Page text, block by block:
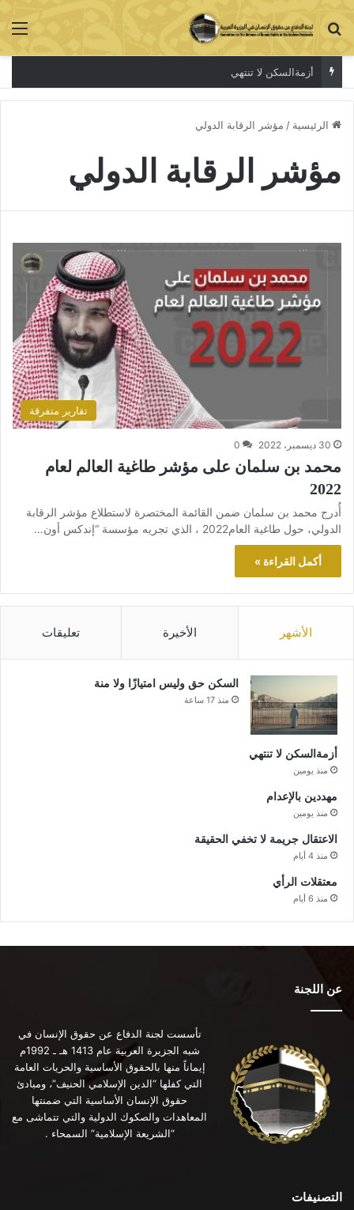
بحث عن
أزمةالسكن لا تنتهي
الرئيسية / مؤشر الرقابة الدولي
مؤشر الرقابة الدولي
تقارير متفرقة
30 ديسمبر، 2022 0
محمد بن سلمان على مؤشر طاغية العالم لعام
202‪2
أُدرج محمد بن سلمان ضمن القائمة المختصرة لاستطلاع مؤشر الرقابة
الدولي، حول طاغية العام2022 ، الذي تجريه مؤسسة “إندكس أون…
أكمل القراءة »
الأشهر الأخيرة تعليقات
السكن حق وليس امتيازًا ولا منة
منذ 17 ساعة
أزمةالسكن لا تنتهي
منذ يومين
مهددين بالإعدام
منذ يومين
الاعتقال جريمة لا تخفي الحقيقة
منذ 4 أيام
معتقلات الرأي
منذ 6 أيام
عن اللجنة
تأسست لجنة الدفاع عن حقوق الإنسان في
شبه الجزيرة العربية عام 1413 هـ ـ 1992م
إيماناً منها بالحقوق الأساسية والحريات العامة
التي كفلها “الدين الإسلامي الحنيف”، ومبادئ
حقوق الإنسان الأساسية التي ضمنتها
المعاهدات والصكوك الدولية والتي تتماشى مع
“الشريعة الإسلامية” السمحاء .
التصنيفات